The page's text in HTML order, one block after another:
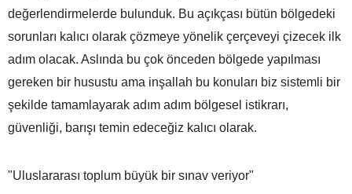
değerlendirmelerde bulunduk. Bu açıkçası bütün bölgedeki
sorunları kalıcı olarak çözmeye yönelik çerçeveyi çizecek ilk
adım olacak. Aslında bu çok önceden bölgede yapılması
gereken bir husustu ama inşallah bu konuları biz sistemli bir
şekilde tamamlayarak adım adım bölgesel istikrarı,
güvenliği, barışı temin edeceğiz kalıcı olarak.
"Uluslararası toplum büyük bir sınav veriyor"